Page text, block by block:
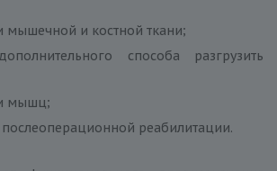
мышечной и костной ткани;
способа разгрузить
мышц;
реабилитации.